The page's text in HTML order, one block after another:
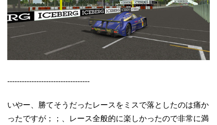
----------------------------------
いやー、勝てそうだったレースをミスで落としたのは痛か
ったですが；；、レース全般的に楽しかったので非常に満